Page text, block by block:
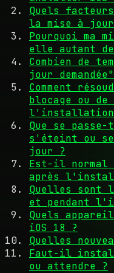
Quels
la mise à
Pourquoi ma
elle autant de
Combien de
jour
Comment
blocage ou
l'installation
Que se
s'éteint ou se
jour ?
Est-il normal
après
Quelles sont
et pendant
Quels
iOS 18 ?
Quelles
Faut-il
ou attendre ?